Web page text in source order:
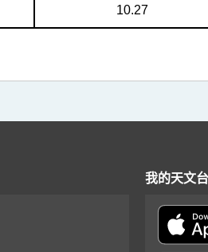
10.27
我的天文台